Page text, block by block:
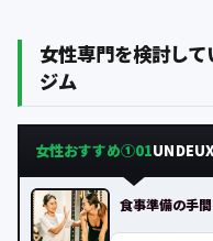
女性専門を検討し
ジム
女性おすすめ①01
食事準備の手